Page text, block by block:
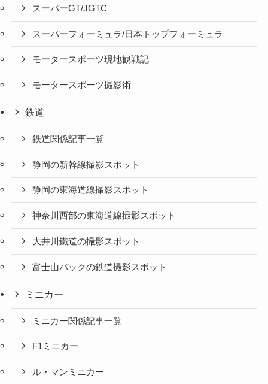
スーパーGT/JGTC
スーパーフォーミュラ/日本トップフォーミュラ
モータースポーツ現地観戦記
モータースポーツ撮影術
鉄道
鉄道関係記事一覧
静岡の新幹線撮影スポット
静岡の東海道線撮影スポット
神奈川西部の東海道線撮影スポット
大井川鐵道の撮影スポット
富士山バックの鉄道撮影スポット
ミニカー
ミニカー関係記事一覧
F1ミニカー
ル・マンミニカー